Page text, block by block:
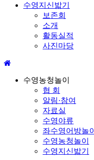
수영지신밟기
보존회
소개
활동실적
사진마당
수영농청놀이
협 회
알림·참여
자료실
수영야류
좌수영어방놀이
수영농청놀이
수영지신밟기